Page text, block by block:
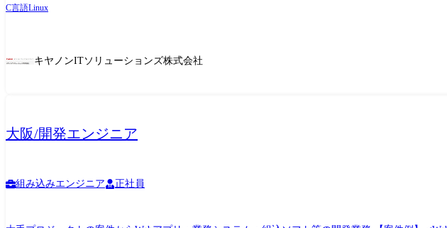
C言語Linux
キヤノンITソリューションズ株式会社
大阪/開発エンジニア
組み込みエンジニア 正社員